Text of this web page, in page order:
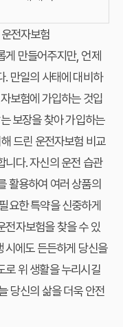
전자보험
게 만들어주지만, 언제
. 만일의 사태에 대비하
보험에 가입하는 것입
보장을 찾아 가입하는
드린 운전자보험 비교
다. 자신의 운전 습관
활용하여 여러 상품의
요한 특약을 신중하게
전자보험을 찾을 수 있
시에도 든든하게 당신을
로 위 생활을 누리시길
당신의 삶을 더욱 안전